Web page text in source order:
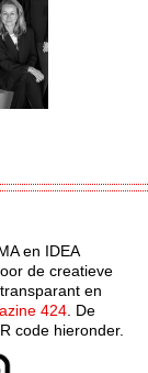
en IDEA
de creatieve
en
424 . De
code hieronder.